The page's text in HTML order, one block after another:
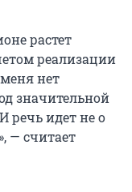
растет
реализации
нет
значительной
речь идет не о
— считает